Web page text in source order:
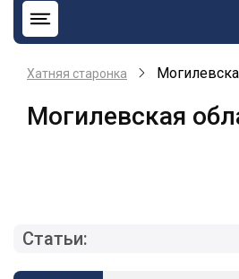
Хатняя старонка
Могилевская
Статьи: